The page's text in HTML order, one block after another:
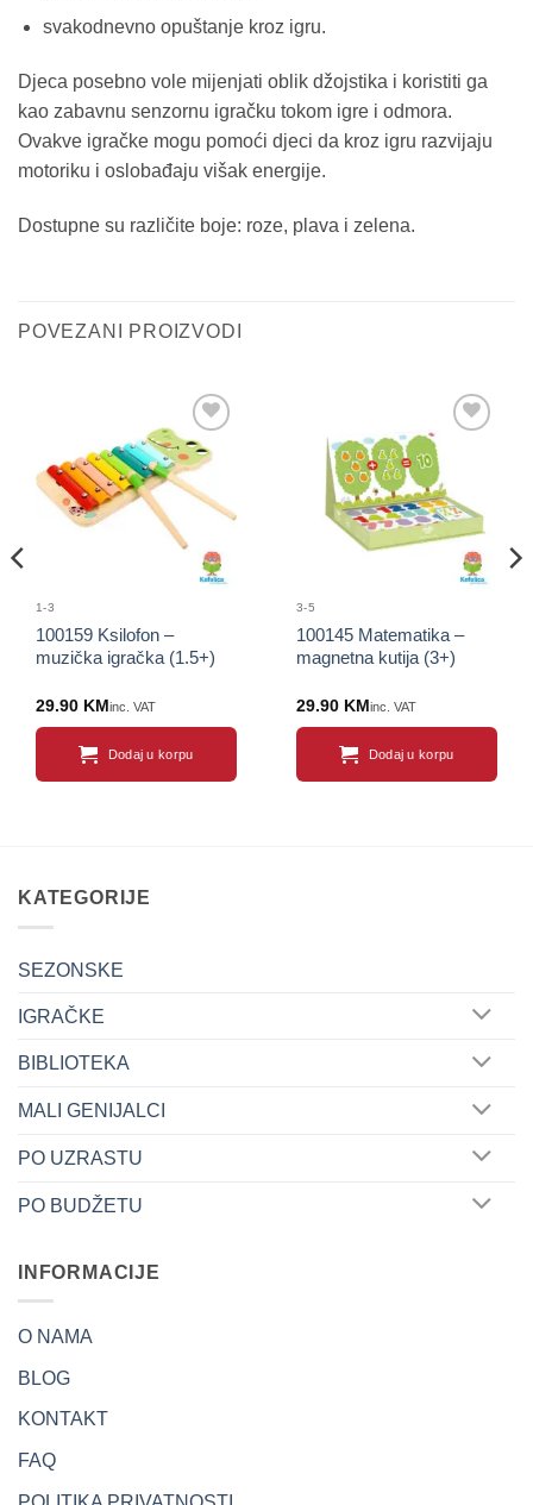
svakodnevno opuštanje kroz igru.
Djeca posebno vole mijenjati oblik džojstika i koristiti ga
kao zabavnu senzornu igračku tokom igre i odmora.
Ovakve igračke mogu pomoći djeci da kroz igru razvijaju
motoriku i oslobađaju višak energije.
Dostupne su različite boje: roze, plava i zelena.
POVEZANI PROIZVODI
Sačuvaj
proizvod
1-3
100159 Ksilofon –
muzička igračka (1.5+)
29.90 KM inc. VAT
Dodaj u korpu
Sačuvaj
proizvod
3-5
100145 Matematika –
magnetna kutija (3+)
29.90 KM inc. VAT
Dodaj u korpu
KATEGORIJE
SEZONSKE
IGRAČKE
BIBLIOTEKA
MALI GENIJALCI
PO UZRASTU
PO BUDŽETU
INFORMACIJE
O NAMA
BLOG
KONTAKT
FAQ